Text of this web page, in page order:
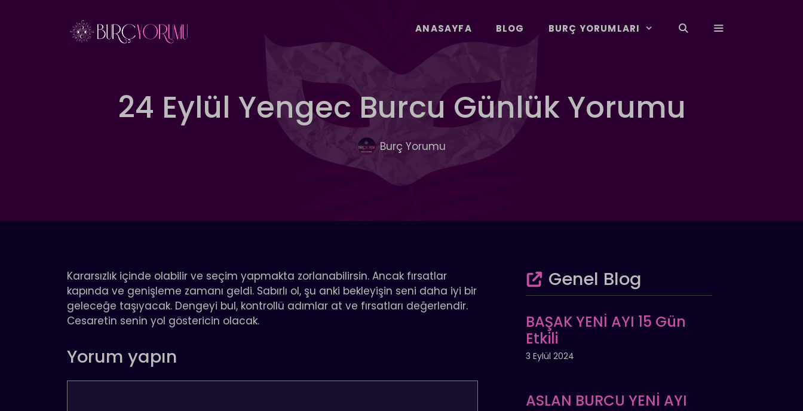
ANASAYFA BLOG BURÇ YORUMLARI
24 Eylül Yengec Burcu Günlük Yorumu
Burç Yorumu
Kararsızlık içinde olabilir ve seçim yapmakta zorlanabilirsin. Ancak fırsatlar
kapında ve genişleme zamanı geldi. Sabırlı ol, şu anki bekleyişin seni daha iyi bir
geleceğe taşıyacak. Dengeyi bul, kontrollü adımlar at ve fırsatları değerlendir.
Cesaretin senin yol göstericin olacak.
Yorum yapın
Genel Blog
BAŞAK YENİ AYI 15 Gün
Etkili
3 Eylül 2024
ASLAN BURCU YENİ AYI